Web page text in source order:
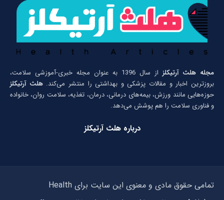
مجله هلث آرتیکلز
از سال 1396 به عنوان مجله خبری-آموزشی سلامت،
بروزترین اخبار و مقالات پزشکی و بهداشتی را منتشر می‌کند.هلث آرتیکلز
حوزه‌هایی مانند ورزش، بیمه‌های درمانی، درمان، تغذیه، سلامت روان، خانواده
و فناوری سلامت را هم پوشش می‌دهد.
درباره هلث آرتیکلز
تمامی حقوق مادی و معنوی این سایت برای Health